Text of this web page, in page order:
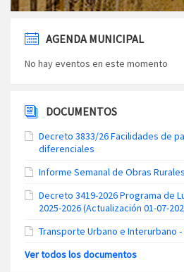
AGENDA MUNICIPAL
No hay eventos en este momento
DOCUMENTOS
Decreto 3833/26 Facilidades de
diferenciales
Informe Semanal de Obras Rurales
Decreto 3419-2026 Programa de
2025-2026 (Actualización 01-07-
Transporte Urbano e Interurbano
Ver todos los documentos